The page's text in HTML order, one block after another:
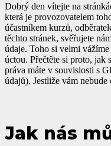
Dobrý den vítejte na
která je provozovatelem
účastníkem kurzů,
těchto stránek, svěřujete
údaje. Toho si velmi
úctou. Přečtěte si proto, jak
práva máte v souvislosti s
údajů). Jestliže vám
Jak nás